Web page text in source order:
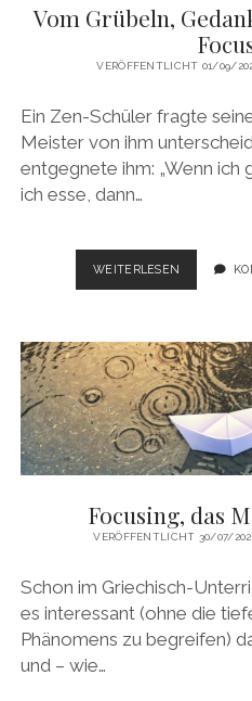
Vom Grübeln,
VERÖFFENTLICHT 01/09/
Ein Zen-Schüler fragte
Meister von ihm
entgegnete ihm: „Wenn ich
ich esse, dann…
WEITERLESEN
GRÜBELN,
UND
FOCUSING
Focusing, das
VERÖFFENTLICHT 30/07/
Schon im Griechisch-
es interessant (ohne die
Phänomens zu begreifen)
und – wie…